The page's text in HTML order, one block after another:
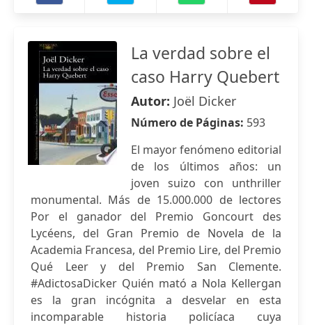
La verdad sobre el
caso Harry Quebert
Autor: Joël Dicker
Número de Páginas: 593
El mayor fenómeno editorial
de los últimos años: un
joven suizo con unthriller
monumental. Más de 15.000.000 de lectores
Por el ganador del Premio Goncourt des
Lycéens, del Gran Premio de Novela de la
Academia Francesa, del Premio Lire, del Premio
Qué Leer y del Premio San Clemente.
#AdictosaDicker Quién mató a Nola Kellergan
es la gran incógnita a desvelar en esta
incomparable historia policíaca cuya